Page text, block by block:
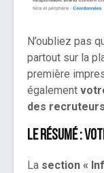
N’oubliez pas
partout sur la
première
également
des recruteurs
Le résumé :
La section «